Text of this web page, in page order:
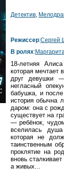
Детектив,
Режиссер:Сергей
В ролях:
18-летняя
которая мечтает
друг девушки
негласный
бабушка, и
история обычна
даром: она с
существует на
— ребёнок,
вселилась
которая не
таинственным
проклятие на
вновь
а живых...